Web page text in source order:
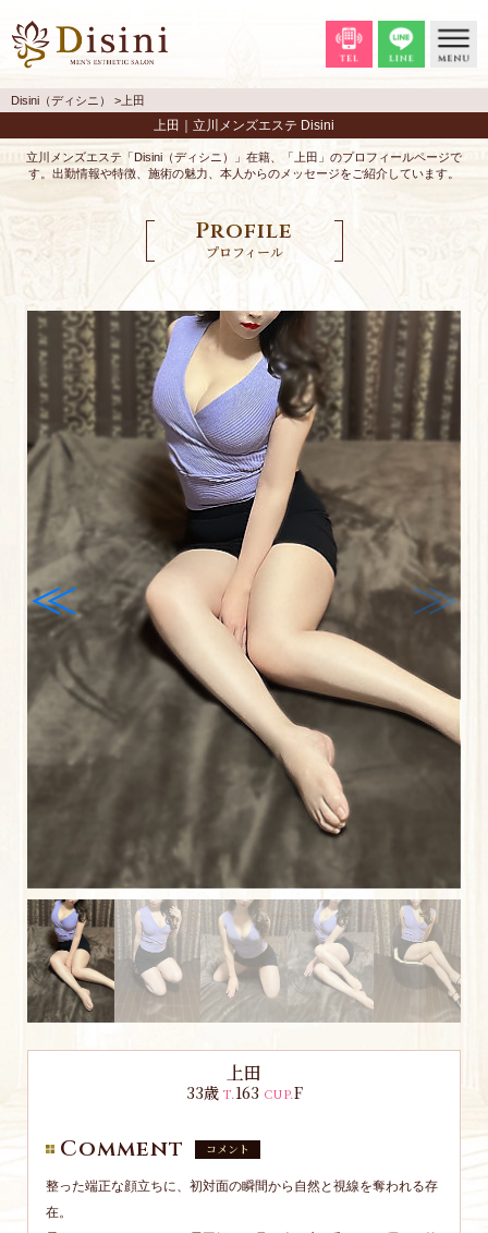
Disini（ディシニ） 上田
上田｜立川メンズエステ Disini
立川メンズエステ「Disini（ディシニ）」在籍、「上田」のプロフィールページで
す。出勤情報や特徴、施術の魅力、本人からのメッセージをご紹介しています。
Profile
プロフィール
上田
33歳 T.163 CUP.F
Comment コメント
整った端正な顔立ちに、初対面の瞬間から自然と視線を奪われる存
在。